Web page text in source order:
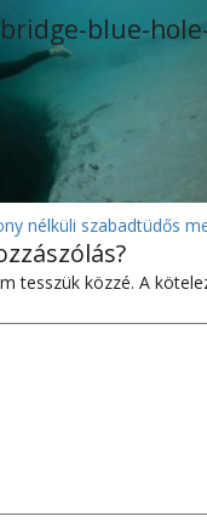
blue-
nélküli szabadtüdős
tesszük közzé. A